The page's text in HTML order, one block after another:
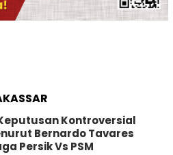
Kontroversial
Bernardo Tavares
Persik Vs PSM